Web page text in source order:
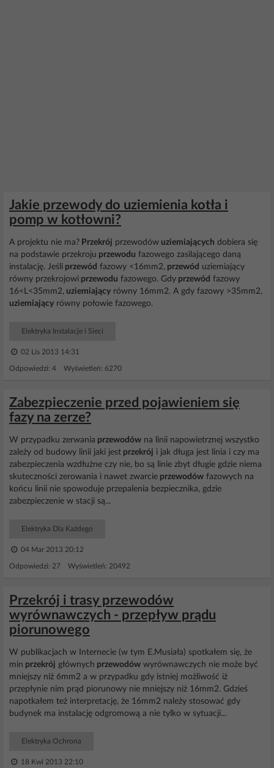
Jakie przewody do uziemienia kotła i
pomp w kotłowni?
A projektu nie ma? Przekrój przewodów uziemiających dobiera się
na podstawie przekroju przewodu fazowego zasilającego daną
instalację. Jeśli przewód fazowy <16mm2, przewód uziemiający
równy przekrojowi przewodu fazowego. Gdy przewód fazowy
16<L<35mm2, uziemiający równy 16mm2. A gdy fazowy >35mm2,
uziemiający równy połowie fazowego.
Elektryka Instalacje i Sieci
02 Lis 2013 14:31
Odpowiedzi: 4 Wyświetleń: 6270
Zabezpieczenie przed pojawieniem się
fazy na zerze?
W przypadku zerwania przewodów na linii napowietrznej wszystko
zależy od budowy linii jaki jest przekrój i jak długa jest linia i czy ma
zabezpieczenia wzdłużne czy nie, bo są linie zbyt długie gdzie niema
skuteczności zerowania i nawet zwarcie przewodów fazowych na
końcu linii nie spowoduje przepalenia bezpiecznika, gdzie
zabezpieczenie w stacji są...
Elektryka Dla Każdego
04 Mar 2013 20:12
Odpowiedzi: 27 Wyświetleń: 20492
Przekrój i trasy przewodów
wyrównawczych - przepływ prądu
piorunowego
W publikacjach w Internecie (w tym E.Musiała) spotkałem się, że
min przekrój głównych przewodów wyrównawczych nie może być
mniejszy niż 6mm2 a w przypadku gdy istniej możliwość iż
przepłynie nim prąd piorunowy nie mniejszy niż 16mm2. Gdzieś
napotkałem też interpretację, że 16mm2 należy stosować gdy
budynek ma instalację odgromową a nie tylko w sytuacji...
Elektryka Ochrona
18 Kwi 2013 22:10